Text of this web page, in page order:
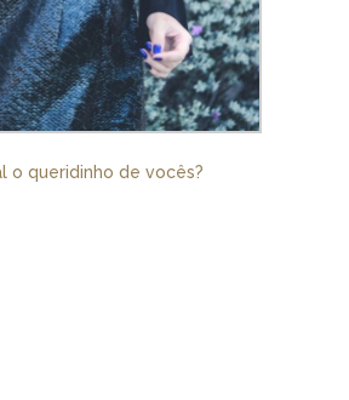
o queridinho de vocês?